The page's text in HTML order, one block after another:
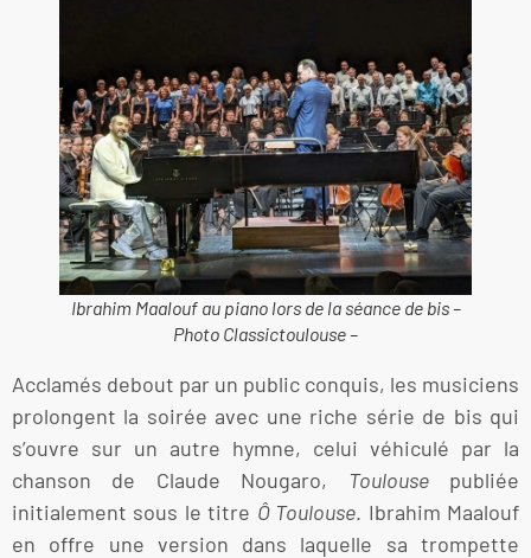
Ibrahim Maalouf au piano lors de la séance de bis –
Photo Classictoulouse –
Acclamés debout par un public conquis, les musiciens
prolongent la soirée avec une riche série de bis qui
s’ouvre sur un autre hymne, celui véhiculé par la
chanson de Claude Nougaro,
Toulousepubliée
initialement sous le titre Ô Toulouse. Ibrahim Maalouf
en offre une version dans laquelle sa trompette